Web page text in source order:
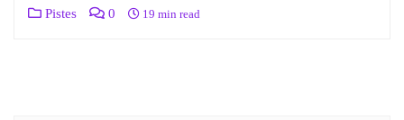
Pistes 0 19 min read